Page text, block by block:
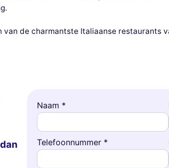
de charmantste Italiaanse restaurants
Naam *
Telefoonnummer *